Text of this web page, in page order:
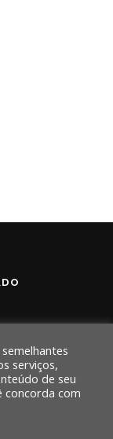
serviços,
de seu
concorda com